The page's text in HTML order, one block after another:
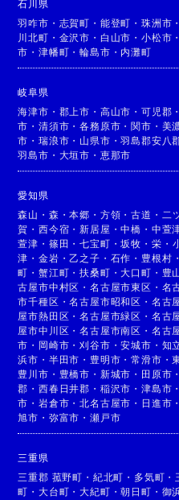
石川県
羽咋市 ・ 志賀町 ・ 能登町 ・珠洲市
川北町 ・ 金沢市 ・ 白山市 ・小松市
市 ・津幡町 ・輪島市 ・ 内灘町
岐阜県
海津市 ・ 郡上市 ・ 高山市 ・可児郡
市 ・清須市 ・各務原市 ・ 関市 ・ 美
市 ・瑞浪市 ・ 山県市 ・羽島郡安八
羽島市 ・ 大垣市 ・ 恵那市
愛知県
森山 ・ 森 ・本郷 ・ 方領 ・古道 ・ 二
賀 ・西今宿 ・新居屋 ・中橋 ・ 中萱
萱津 ・ 篠田 ・七宝町 ・坂牧 ・ 栄 ・
津 ・金岩 ・乙之子 ・ 石作 ・ 豊根村
町 ・蟹江町 ・扶桑町 ・大口町 ・ 豊
古屋市中村区 ・名古屋市東区 ・ 名
市千種区 ・名古屋市昭和区 ・ 名古
屋市熱田区 ・名古屋市緑区 ・ 名古
屋市中川区 ・名古屋市南区 ・ 名古
市 ・ 岡崎市 ・刈谷市 ・安城市 ・ 知
浜市 ・ 半田市 ・ 豊明市 ・常滑市 ・
豊川市 ・ 豊橋市 ・ 新城市 ・ 田原市 ・
郡 ・西春日井郡 ・ 稲沢市 ・津島市
市 ・岩倉市 ・北名古屋市 ・ 日進市
旭市 ・ 弥富市 ・瀬戸市
三重県
三重郡 菰野町 ・ 紀北町 ・ 多気町 ・
町 ・大台町 ・大紀町 ・朝日町 ・ 御